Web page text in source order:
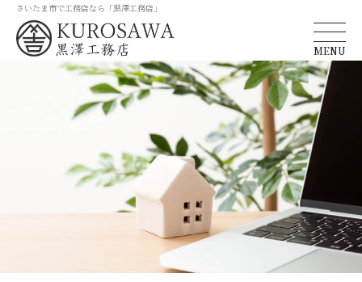
さいたま市で工務店なら「黒澤工務店」
MENU